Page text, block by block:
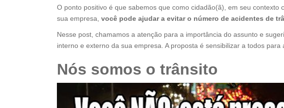
O ponto positivo é que sabemos que como cidadão(ã), em seu contexto
sua empresa, você pode ajudar a evitar o número de acidentes de
Nesse post, chamamos a atenção para a importância do assunto e
interno e externo da sua empresa. A proposta é sensibilizar a todos para
Nós somos o trânsito